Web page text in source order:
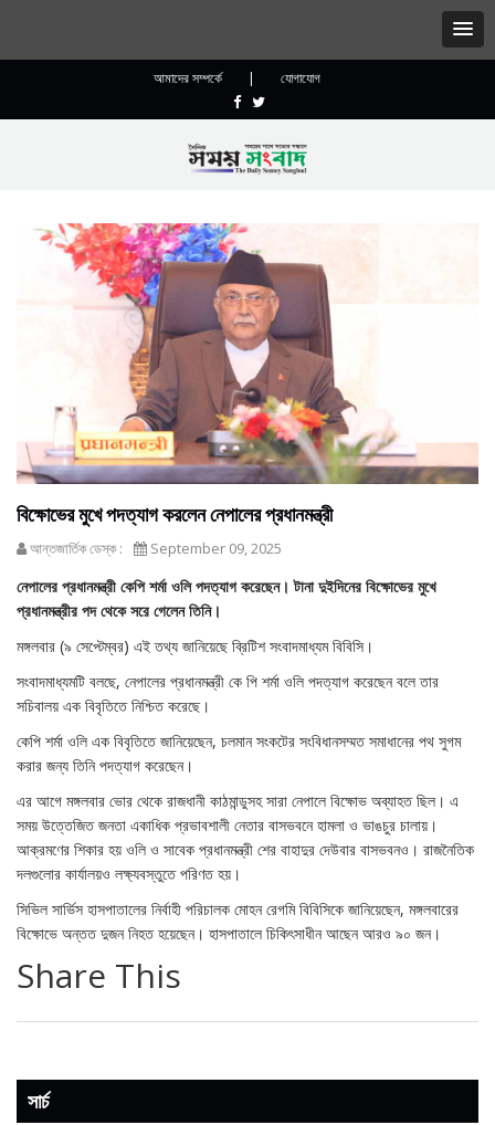
আমাদের সম্পর্কে | যোগাযোগ
বিক্ষোভের মুখে পদত্যাগ করলেন নেপালের প্রধানমন্ত্রী
আন্তজার্তিক ডেস্ক : September 09, 2025
নেপালের প্রধানমন্ত্রী কেপি শর্মা ওলি পদত্যাগ করেছেন। টানা দুইদিনের বিক্ষোভের মুখে
প্রধানমন্ত্রীর পদ থেকে সরে গেলেন তিনি।
মঙ্গলবার (৯ সেপ্টেম্বর) এই তথ্য জানিয়েছে ব্রিটিশ সংবাদমাধ্যম বিবিসি।
সংবাদমাধ্যমটি বলছে, নেপালের প্রধানমন্ত্রী কে পি শর্মা ওলি পদত্যাগ করেছেন বলে তার
সচিবালয় এক বিবৃতিতে নিশ্চিত করেছে।
কেপি শর্মা ওলি এক বিবৃতিতে জানিয়েছেন, চলমান সংকটের সংবিধানসম্মত সমাধানের পথ সুগম
করার জন্য তিনি পদত্যাগ করেছেন।
এর আগে মঙ্গলবার ভোর থেকে রাজধানী কাঠমান্ডুসহ সারা নেপালে বিক্ষোভ অব্যাহত ছিল। এ
সময় উত্তেজিত জনতা একাধিক প্রভাবশালী নেতার বাসভবনে হামলা ও ভাঙচুর চালায়।
আক্রমণের শিকার হয় ওলি ও সাবেক প্রধানমন্ত্রী শের বাহাদুর দেউবার বাসভবনও। রাজনৈতিক
দলগুলোর কার্যালয়ও লক্ষ্যবস্তুতে পরিণত হয়।
সিভিল সার্ভিস হাসপাতালের নির্বাহী পরিচালক মোহন রেগমি বিবিসিকে জানিয়েছেন, মঙ্গলবারের
বিক্ষোভে অন্তত দুজন নিহত হয়েছেন। হাসপাতালে চিকিৎসাধীন আছেন আরও ৯০ জন।
Share This
সার্চ